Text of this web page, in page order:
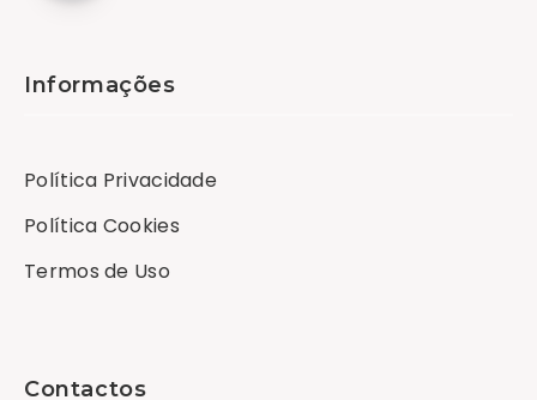
Informações
Política Privacidade
Política Cookies
Termos de Uso
Contactos